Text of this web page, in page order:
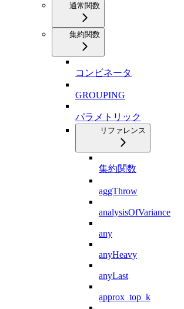
通常関数
集約関数
コンビネータ
GROUPING
パラメトリック
リファレンス
集約関数
aggThrow
analysisOfVariance
any
anyHeavy
anyLast
approx_top_k